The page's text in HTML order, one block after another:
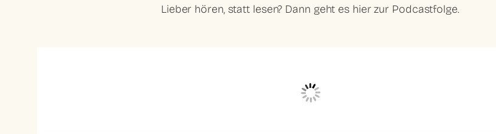
Lieber hören, statt lesen? Dann geht es hier zur Podcastfolge.